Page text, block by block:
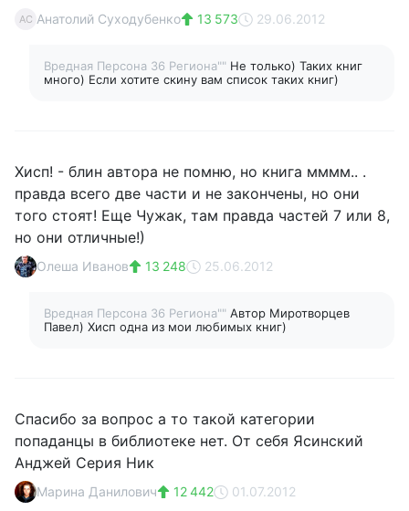
АC Анатолий Cуходубенко 13 573 29.06.2012
Вредная Персона 36 Региона"" Не только) Таких книг
много) Если хотите скину вам список таких книг)
Хисп! - блин автора не помню, но книга мммм.. .
правда всего две части и не закончены, но они
того стоят! Еще Чужак, там правда частей 7 или 8,
но они отличные!)
Олеша Иванов 13 248 25.06.2012
Вредная Персона 36 Региона"" Автор Миротворцев
Павел) Хисп одна из мои любимых книг)
Спасибо за вопрос а то такой категории
попаданцы в библиотеке нет. От себя Ясинский
Анджей Серия Ник
Марина Данилович 12 442 01.07.2012